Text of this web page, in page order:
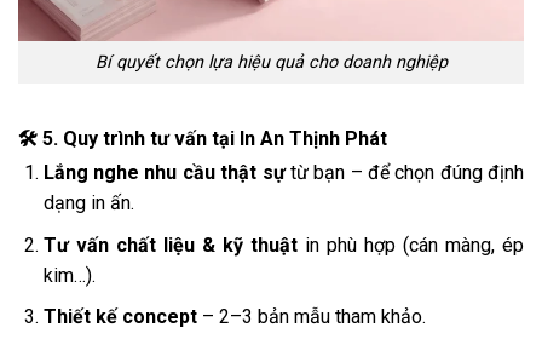
Bí quyết chọn lựa hiệu quả cho doanh nghiệp
🛠️ 5. Quy trình tư vấn tại In An Thịnh Phát
Lắng nghe nhu cầu thật sựtừ bạn – để chọn đúng định
dạng in ấn.
Tư vấn chất liệu & kỹ thuậtin phù hợp (cán màng, ép
kim…).
Thiết kế concept– 2–3 bản mẫu tham khảo.